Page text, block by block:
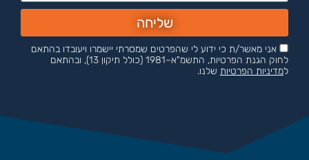
אני מאשר/ת כי ידוע לי שהפרטים שמסרתי יישמרו ויעובדו בהתאם
לחוק הגנת הפרטיות, התשמ"א–1981 (כולל תיקון 13), ובהתאם
למדיניות הפרטיות שלנו.
שליחה